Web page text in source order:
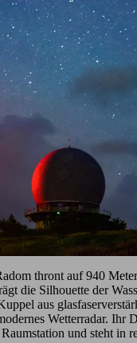
thront auf 940
die Silhouette der
aus
Wetterradar. Ihr
und steht in